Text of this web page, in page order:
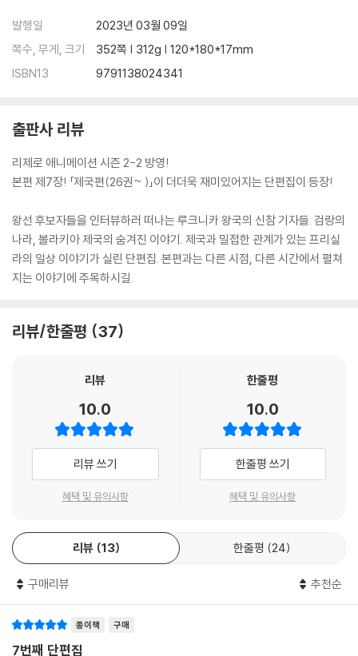
발행일
2023년 03월 09일
쪽수, 무게, 크기
352쪽 | 312g | 120*180*17mm
ISBN13
9791138024341
출판사 리뷰
리제로 애니메이션 시즌 2-2 방영!
본편 제7장! 「제국편(26권~ )」이 더더욱 재미있어지는 단편집이 등장!
왕선 후보자들을 인터뷰하러 떠나는 루크니카 왕국의 신참 기자들. 검랑의
나라, 볼라키아 제국의 숨겨진 이야기. 제국과 밀접한 관계가 있는 프리실
라의 일상 이야기가 실린 단편집. 본편과는 다른 시점, 다른 시간에서 펼쳐
지는 이야기에 주목하시길.
리뷰/한줄평 37
리뷰
10.0
리뷰 쓰기
혜택 및 유의사항
한줄평
10.0
한줄평 쓰기
혜택 및 유의사항
리뷰 13 한줄평 24
구매리뷰 추천순
종이책 구매
7번째 단편집